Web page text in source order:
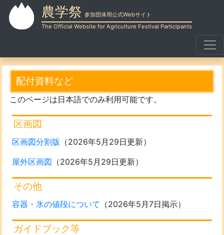
農学祭 参加団体用公式Webサイト
The Official Website for Agriculture Festival Participants
配付資料など
このページは日本語でのみ利用可能です。
区画図
区画図分割版 （2026年5月29日更新）
屋外区画図 （2026年5月29日更新）
その他
容器・氷の値段について （2026年5月7日掲示）
ガイドブック等